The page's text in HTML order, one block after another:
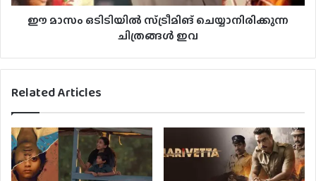
ഈ മാസം ഒടിടിയിൽ സ്ട്രീമിങ് ചെയ്യാനിരിക്കുന്ന
ചിത്രങ്ങൾ ഇവ
Related Articles